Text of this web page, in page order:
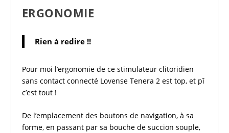
ERGONOMIE
Rien à redire !!
Pour moi l’ergonomie de ce stimulateur clitoridien
sans contact connecté Lovense Tenera 2est top, et pî
c’est tout !
De l’emplacement des boutons de navigation, à sa
forme, en passant par sa bouche de succion souple,